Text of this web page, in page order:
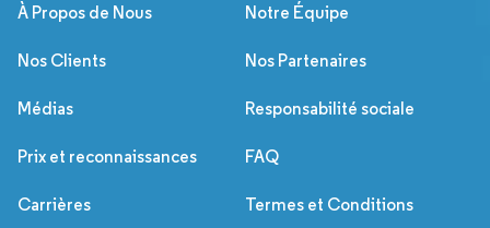
À Propos de Nous
Notre Équipe
Nos Clients Nos Partenaires
Médias Responsabilité sociale
Prix et reconnaissances FAQ
Carrières Termes et Conditions